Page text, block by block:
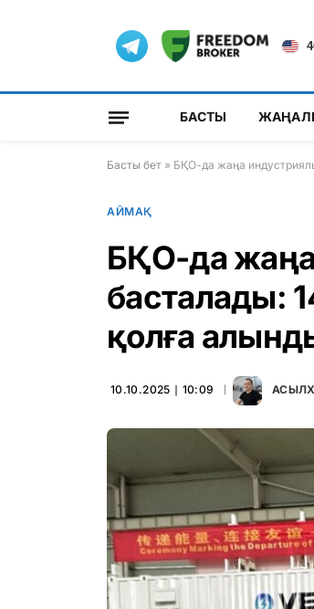
БАСТЫ
Басты бет » БҚО-да жаңа
АЙМАҚ
БҚО-да
басталады:
қолға
10.10.2025 ∣ 10:09